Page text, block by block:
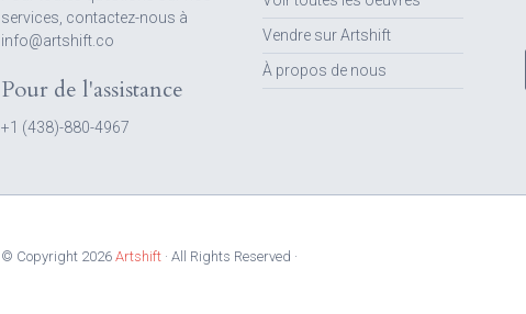
services, contactez-nous à
info@artshift.co
Pour de l'assistance
+1 (438)-880-4967
Vendre sur Artshift
À propos de nous
© Copyright 2026 Artshift · All Rights Reserved ·